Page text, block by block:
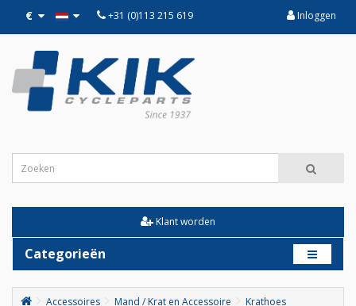
€ +31 (0)113 215 619 Inloggen
Klant worden
Categorieën
Accessoires Mand / Krat en Accessoire Krathoes